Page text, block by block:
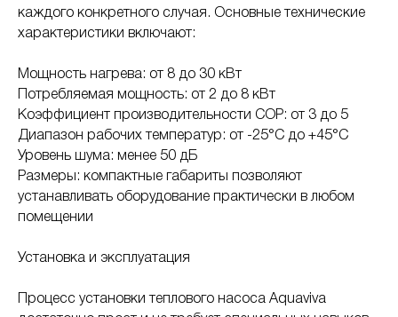
каждого конкретного случая. Основные технические
характеристики включают:
Мощность нагрева: от 8 до 30 кВт
Потребляемая мощность: от 2 до 8 кВт
Коэффициент производительности COP: от 3 до 5
Диапазон рабочих температур: от -25°C до +45°C
Уровень шума: менее 50 дБ
Размеры: компактные габариты позволяют
устанавливать оборудование практически в любом
помещении
Установка и эксплуатация
Процесс установки теплового насоса Aquaviva